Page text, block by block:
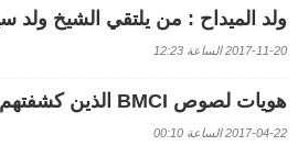
ولد الميداح : من يلتقي الشيخ ولد
2017-11-20 الساعة 12:23
هويات لصوص BMCI الذين كشفتهم إمرأة
2017-04-22 الساعة 00:10